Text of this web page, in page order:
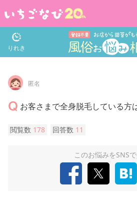
りれき
匿名
お客さまで全身脱毛している方
閲覧数 178 回答数 11
このお悩みをSNS